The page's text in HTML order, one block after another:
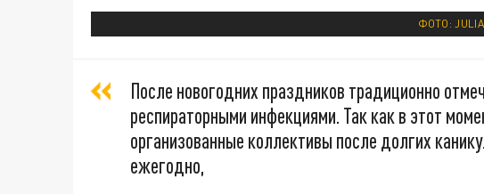
ФОТО:
После новогодних праздников традиционно
респираторными инфекциями. Так как в этот
организованные коллективы после долгих
ежегодно,